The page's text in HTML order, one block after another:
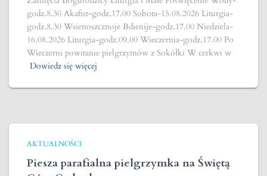
godz.8.30 Akafist-godz.17.00 Sobota-15.08.2026 Liturgia-
godz.8.30 Wsienoszcznoje Bdienije-godz.17.00 Niedziela-
16.08.2026 Liturgia-godz.09.00 Wieczernia-godz.17.00 Po
Wieczerni powitanie pielgrzymów z Sokółki W cerkwi w
Dowiedz się więcej
AKTUALNOŚCI
Piesza parafialna pielgrzymka na Świętą